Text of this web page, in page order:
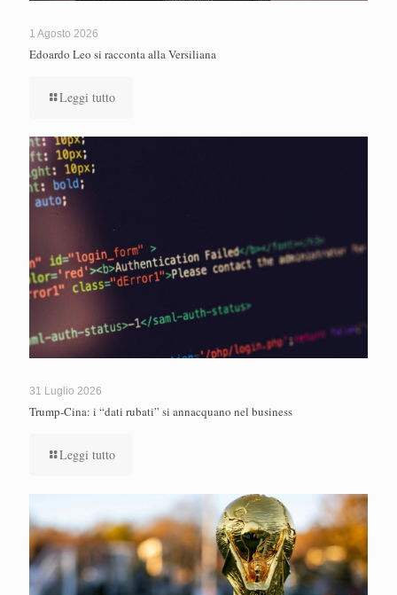
1 Agosto 2026
Edoardo Leo si racconta alla Versiliana
Leggi tutto
31 Luglio 2026
Trump-Cina: i “dati rubati” si annacquano nel business
Leggi tutto